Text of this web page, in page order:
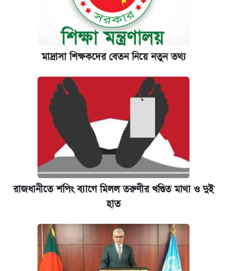
মাদ্রাসা শিক্ষকদের বেতন নিয়ে নতুন তথ্য
রাজধানীতে শপিং ব্যাগে মিলল তরুণীর খণ্ডিত মাথা ও দুই
হাত